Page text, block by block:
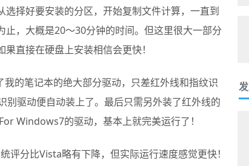
择好要安装的分区，开始复制文件计算，一直到
，大概是20～30分钟的时间。但这里很大一部分
直接在硬盘上安装相信会更快！
的笔记本的绝大部分驱动，只差红外线和指纹识
驱动便自动装上了。最后只需另外装了红外线的
Windows7的驱动，基本上就完美运行了！
评分比Vista略有下降，但实际运行速度感觉更快！